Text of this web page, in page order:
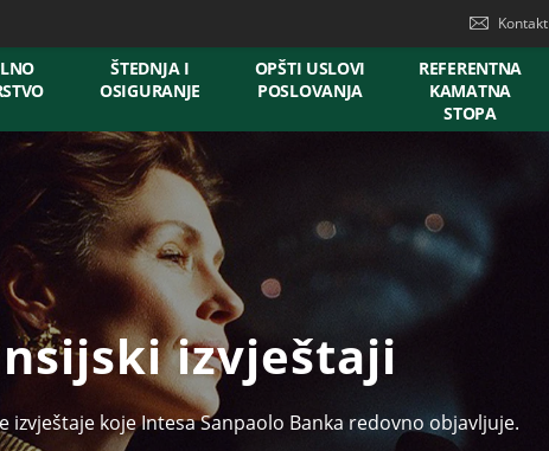
Kontakt
ŠTEDNJA I
OSIGURANJE
OPŠTI USLOVI
POSLOVANJA
REFERENTNA
KAMATNA
STOPA
izvještaji
izvještaje koje Intesa Sanpaolo Banka redovno objavljuje.